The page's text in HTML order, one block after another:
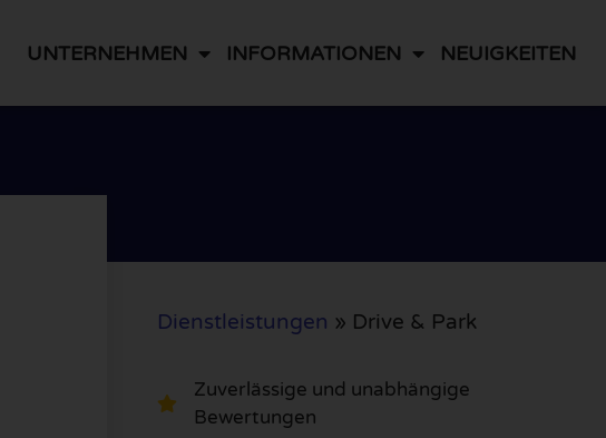
UNTERNEHMEN INFORMATIONEN NEUIGKEITEN
Dienstleistungen » Drive & Park
Zuverlässige und unabhängige
Bewertungen